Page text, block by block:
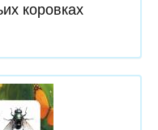
коровках